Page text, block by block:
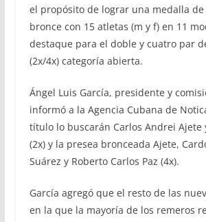
el propósito de lograr una medalla de
bronce con 15 atletas (m y f) en 11
destaque para el doble y cuatro par
(2x/4x) categoría abierta.
Ángel Luis García, presidente y
informó a la Agencia Cubana de
título lo buscarán Carlos Andrei Ajete
(2x) y la presea bronceada Ajete,
Suárez y Roberto Carlos Paz (4x).
García agregó que el resto de las
en la que la mayoría de los remeros